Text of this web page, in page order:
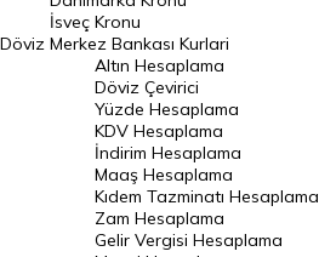
Kanada Doları Kuru
Norveç Kronu Kuru
İsveç Kronu Kuru
Japon Yeni Kuru
Serbest Piyasa Döviz Kurları
Merkez Bankası Döviz Kurları
Döviz
İsveç Kronu
Merkez Bankası Kurlari
Altın Hesaplama
Döviz Çevirici
Yüzde Hesaplama
KDV Hesaplama
İndirim Hesaplama
Maaş Hesaplama
Kıdem Tazminatı Hesaplama
Zam Hesaplama
Gelir Vergisi Hesaplama